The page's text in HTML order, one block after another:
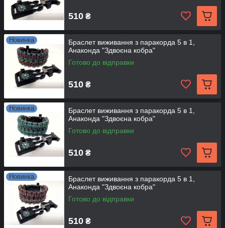
510 ₴
Новинка
Браслет виживання з паракорда 5 в 1,
Анаконда "Здвоєна кобра"
Готово до відправки
510 ₴
Новинка
Браслет виживання з паракорда 5 в 1,
Анаконда "Здвоєна кобра"
Готово до відправки
510 ₴
Новинка
Браслет виживання з паракорда 5 в 1,
Анаконда "Здвоєна кобра"
Готово до відправки
510 ₴